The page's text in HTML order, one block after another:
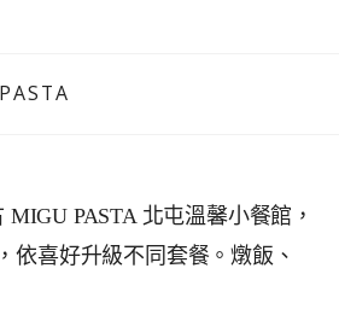
PASTA 北屯溫馨小餐館，
依喜好升級不同套餐。燉飯、